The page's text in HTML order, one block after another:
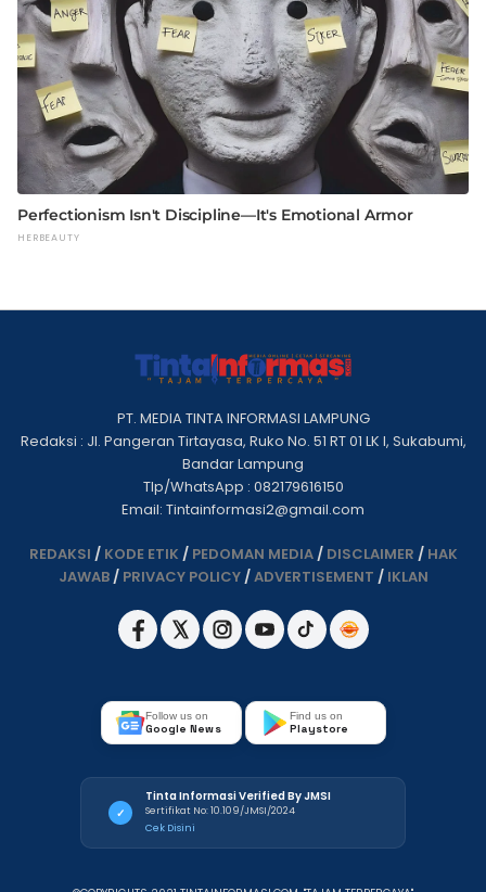
PT. MEDIA TINTA INFORMASI LAMPUNG
Redaksi : Jl. Pangeran Tirtayasa, Ruko No. 51 RT 01 LK I, Sukabumi,
Bandar Lampung
Tlp/WhatsApp : 082179616150
Email: Tintainformasi2@gmail.com
REDAKSI / KODE ETIK / PEDOMAN MEDIA/ DISCLAIMER / HAK
JAWAB/ PRIVACY POLICY/ADVERTISEMENT / IKLAN
Follow us on
Google News
Find us on
Playstore
✓
Tinta Informasi Verified By JMSI
Sertifikat No: 10.109/JMSI/2024
Cek Disini